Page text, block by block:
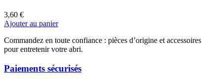
3,60 €
Ajouter au panier
Commandez en toute confiance : pièces d’origine et accessoires
pour entretenir votre abri.
Paiements sécurisés